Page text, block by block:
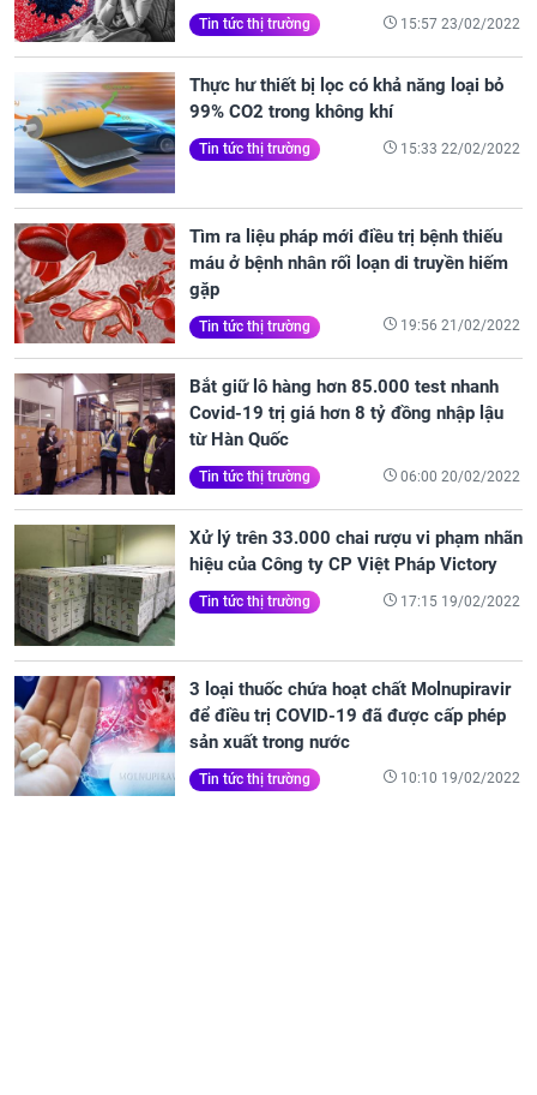
Tin tức thị trường 15:57 23/02/2022
Thực hư thiết bị lọc có khả năng loại bỏ
99% CO2 trong không khí
Tin tức thị trường 15:33 22/02/2022
Tìm ra liệu pháp mới điều trị bệnh thiếu
máu ở bệnh nhân rối loạn di truyền hiếm
gặp
Tin tức thị trường 19:56 21/02/2022
Bắt giữ lô hàng hơn 85.000 test nhanh
Covid-19 trị giá hơn 8 tỷ đồng nhập lậu
từ Hàn Quốc
Tin tức thị trường 06:00 20/02/2022
Xử lý trên 33.000 chai rượu vi phạm nhãn
hiệu của Công ty CP Việt Pháp Victory
Tin tức thị trường 17:15 19/02/2022
3 loại thuốc chứa hoạt chất Molnupiravir
để điều trị COVID-19 đã được cấp phép
sản xuất trong nước
Tin tức thị trường 10:10 19/02/2022